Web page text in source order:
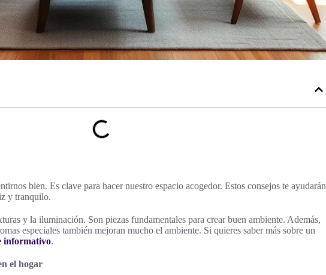
bien. Es clave para hacer nuestro espacio acogedor. Estos consejos te ayudarán
y tranquilo.
y la iluminación. Son piezas fundamentales para crear buen ambiente. Además,
especiales también mejoran mucho el ambiente. Si quieres saber más sobre un
informativo.
el hogar